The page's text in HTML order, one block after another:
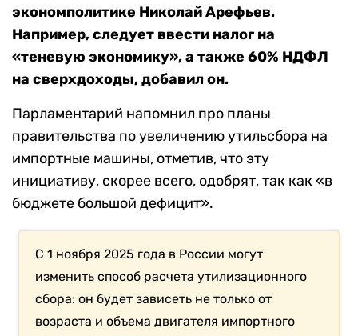
экономполитике Николай Арефьев.
Например, следует ввести налог на
«теневую экономику», а также 60% НДФЛ
на сверхдоходы, добавил он.
Парламентарий напомнил про планы
правительства по увеличению утильсбора на
импортные машины, отметив, что эту
инициативу, скорее всего, одобрят, так как «в
бюджете большой дефицит».
С 1 ноября 2025 года в России могут
изменить способ расчета утилизационного
сбора: он будет зависеть не только от
возраста и объема двигателя импортного